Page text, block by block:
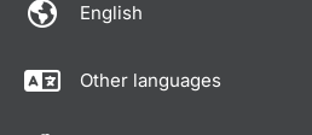
English
Other languages